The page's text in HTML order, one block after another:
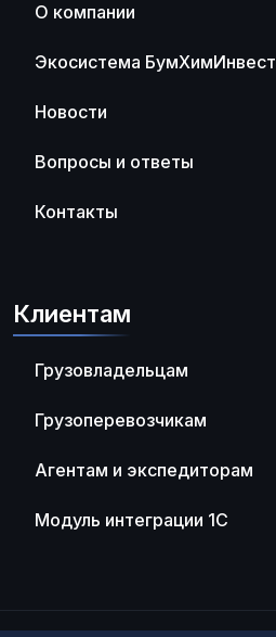
О компании
Экосистема БумХимИнвест
Новости
Вопросы и ответы
Контакты
Клиентам
Грузовладельцам
Грузоперевозчикам
Агентам и экспедиторам
Модуль интеграции 1С